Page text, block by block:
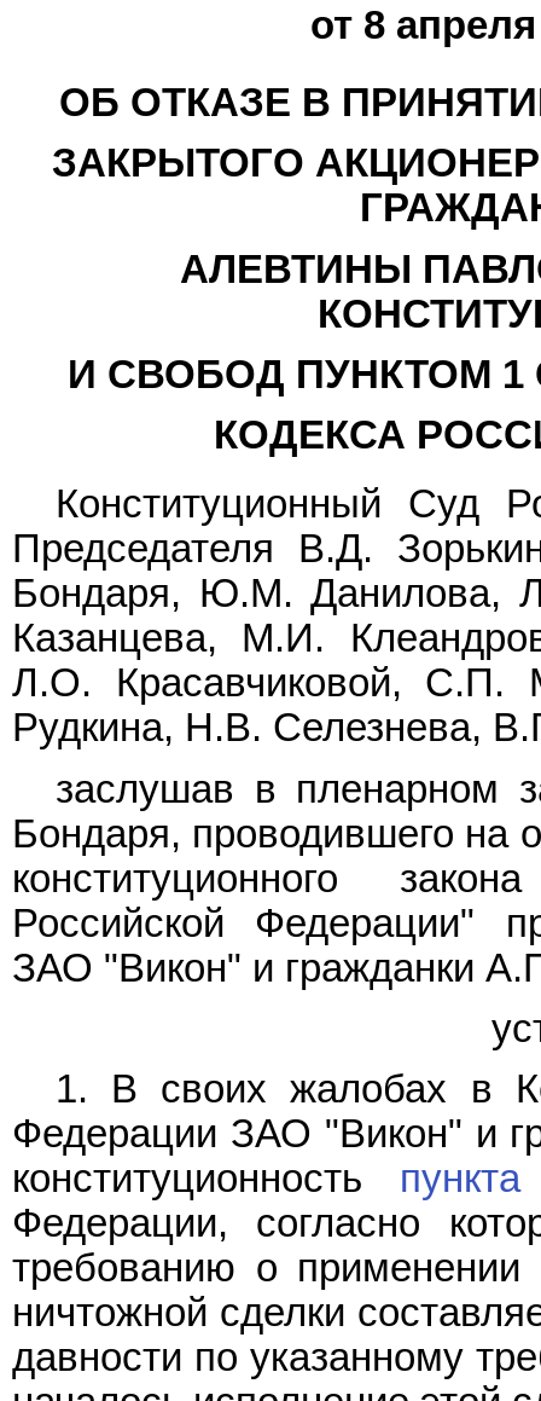
от 8
ОБ ОТКАЗЕ В
ЗАКРЫТОГО
АЛЕВТИНЫ
И СВОБОД ПУНКТОМ 1
КОДЕКСА
Конституционный Суд
Председателя В.Д.
Бондаря, Ю.М. Данилова,
Казанцева, М.И.
Л.О. Красавчиковой,
Рудкина, Н.В. Селезнева,
заслушав в пленарном
Бондаря, проводившего на
конституционного
Российской Федерации"
ЗАО "Викон" и гражданки
1. В своих жалобах в
Федерации ЗАО "Викон" и
конституционность
Федерации, согласно
требованию о применении
ничтожной сделки
давности по указанному